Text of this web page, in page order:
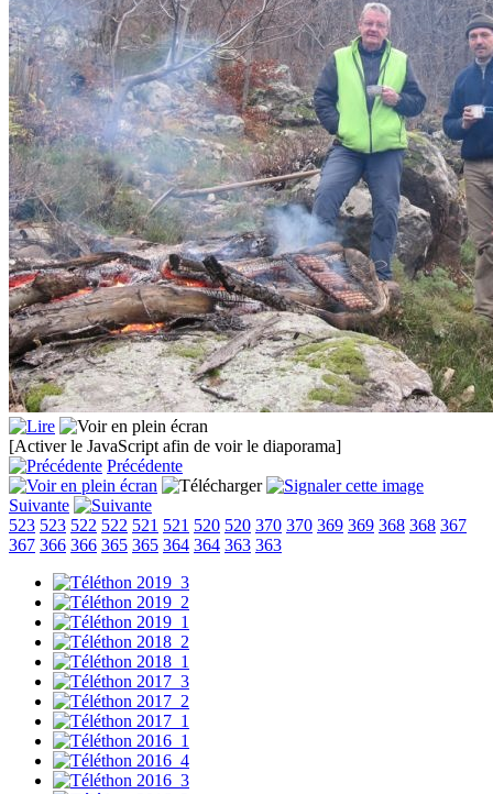
[Activer le JavaScript afin de voir le diaporama]
Précédente
Suivante
523 523 522 522 521 521 520 520 370 370 369 369 368 368 367
367 366 366 365 365 364 364 363 363